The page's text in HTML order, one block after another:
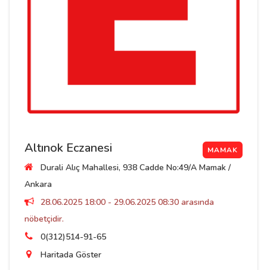
Altınok Eczanesi MAMAK
Durali Alıç Mahallesi, 938 Cadde No:49/A Mamak /
Ankara
28.06.2025 18:00 - 29.06.2025 08:30 arasında
nöbetçidir.
0(312)514-91-65
Haritada Göster